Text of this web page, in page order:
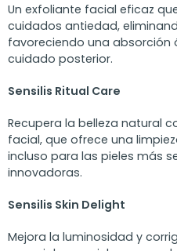
Un exfoliante facial eficaz
cuidados antiedad,
favoreciendo una
cuidado posterior.
Sensilis Ritual Care
Recupera la belleza natural
facial, que ofrece una
incluso para las pieles más
innovadoras.
Sensilis Skin Delight
Mejora la luminosidad y